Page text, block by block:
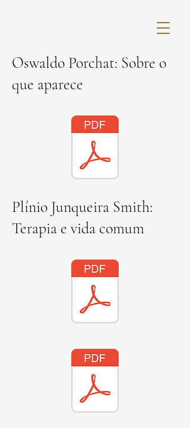
Oswaldo Porchat: Sobre o
que aparece
Plínio Junqueira Smith:
Terapia e vida comum